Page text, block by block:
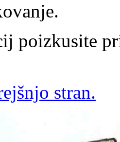
poizkusite
stran.